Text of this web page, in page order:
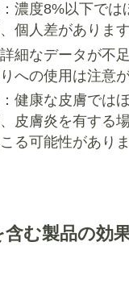
濃度8%以下では
個人差があります
細なデータが不
への使用は注意
健康な皮膚では
皮膚炎を有する
る可能性がありま
む製品の効